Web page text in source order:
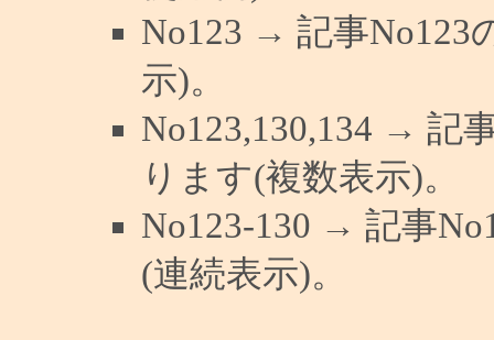
No123 → 記事No123
示)。
No123,130,134 → 記
ります(複数表示)。
No123-130 → 記事
(連続表示)。